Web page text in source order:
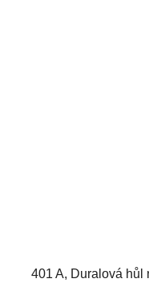
401 A, Duralová hůl